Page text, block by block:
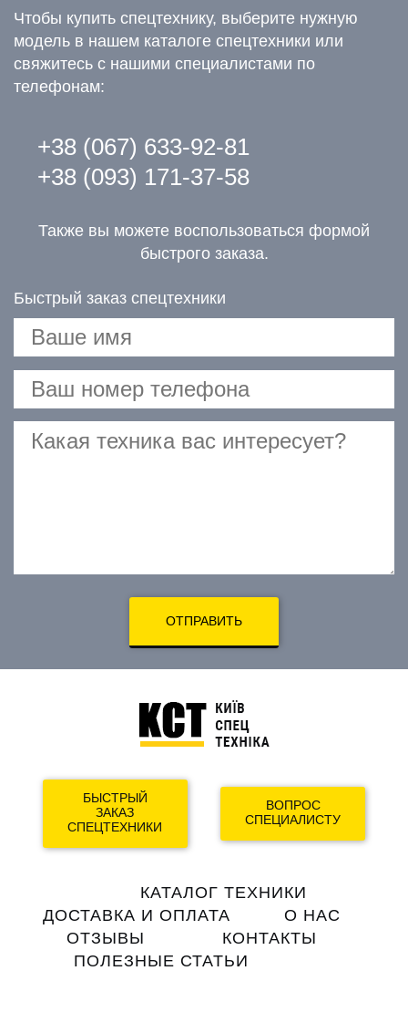
Чтобы купить спецтехнику, выберите нужную
модель в нашем каталоге спецтехники или
свяжитесь с нашими специалистами по
телефонам:
+38 (067) 633-92-81
+38 (093) 171-37-58
Также вы можете воспользоваться формой
быстрого заказа.
Быстрый заказ спецтехники
ОТПРАВИТЬ
БЫСТРЫЙ
ЗАКАЗ
СПЕЦТЕХНИКИ
ВОПРОС
СПЕЦИАЛИСТУ
navigation
КАТАЛОГ ТЕХНИКИ
ДОСТАВКА И ОПЛАТА
О НАС
ОТЗЫВЫ
КОНТАКТЫ
ПОЛЕЗНЫЕ СТАТЬИ